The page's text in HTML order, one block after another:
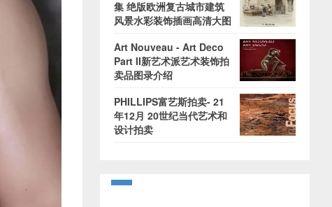
集 绝版欧洲复古城市建筑
风景水彩装饰插画高清大图
Art Nouveau - Art Deco
Part II新艺术派艺术装饰拍
卖品图录介绍
PHILLIPS富艺斯拍卖- 21
年12月 20世纪当代艺术和
设计拍卖